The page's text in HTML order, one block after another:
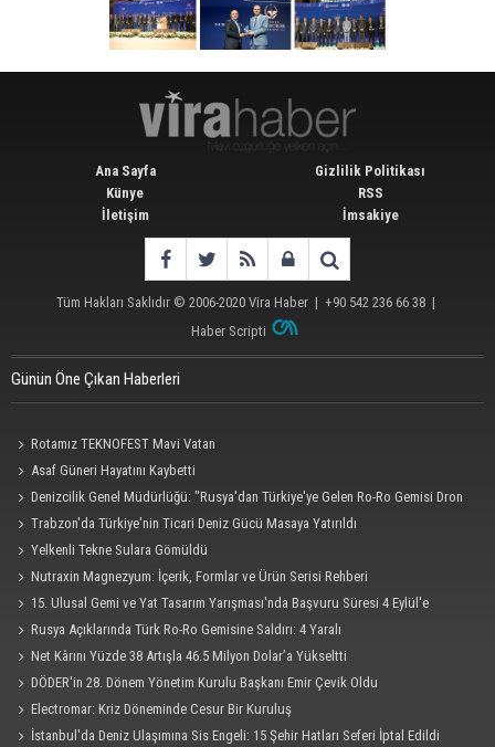
Ana Sayfa
Künye
İletişim
Gizlilik Politikası
RSS
İmsakiye
Tüm Hakları Saklıdır © 2006-2020 Vira Haber | +90 542 236 66 38 |
Haber Scripti
Günün Öne Çıkan Haberleri
Rotamız TEKNOFEST Mavi Vatan
Asaf Güneri Hayatını Kaybetti
Denizcilik Genel Müdürlüğü: "Rusya'dan Türkiye'ye Gelen Ro-Ro Gemisi Dron
Saldırısına Uğradı"
Trabzon'da Türkiye'nin Ticari Deniz Gücü Masaya Yatırıldı
Yelkenli Tekne Sulara Gömüldü
Nutraxin Magnezyum: İçerik, Formlar ve Ürün Serisi Rehberi
15. Ulusal Gemi ve Yat Tasarım Yarışması'nda Başvuru Süresi 4 Eylül'e
Uzatıldı
Rusya Açıklarında Türk Ro-Ro Gemisine Saldırı: 4 Yaralı
Net Kârını Yüzde 38 Artışla 46.5 Milyon Dolar’a Yükseltti
DÖDER'in 28. Dönem Yönetim Kurulu Başkanı Emir Çevik Oldu
Electromar: Kriz Döneminde Cesur Bir Kuruluş
İstanbul'da Deniz Ulaşımına Sis Engeli: 15 Şehir Hatları Seferi İptal Edildi